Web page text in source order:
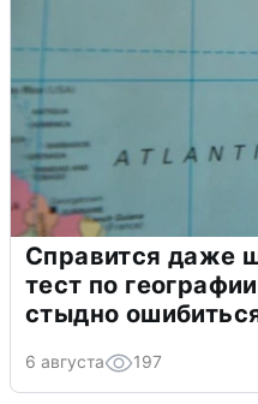
Справится даже
тест по
стыдно
6 августа 197